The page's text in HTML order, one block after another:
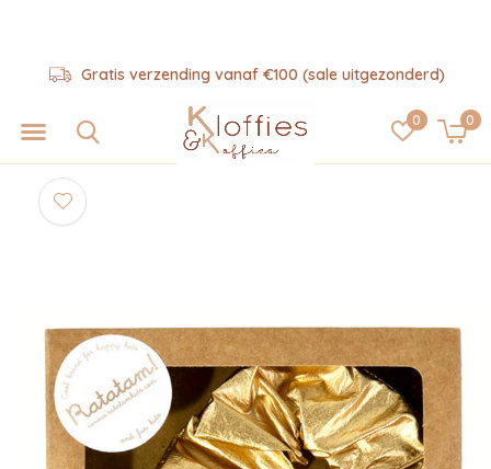
0 0
Gratis verzending vanaf €100 (sale uitgezonderd)